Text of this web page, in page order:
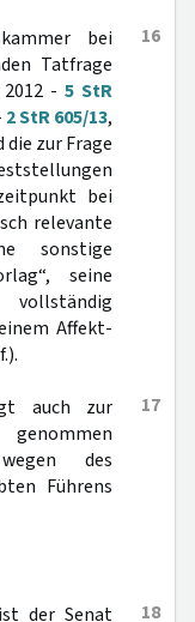
16
bei
Tatfrage
2012 -5 StR
2 StR 605/13,
die zur Frage
bei
relevante
sonstige
seine
Affekt-
17
auch zur
des
Führens
18
der Senat